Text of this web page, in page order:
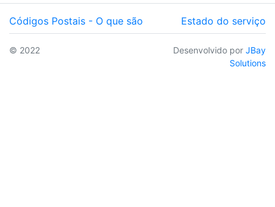
Códigos Postais - O que são Estado do serviço
© 2022 Desenvolvido por JBay
Solutions